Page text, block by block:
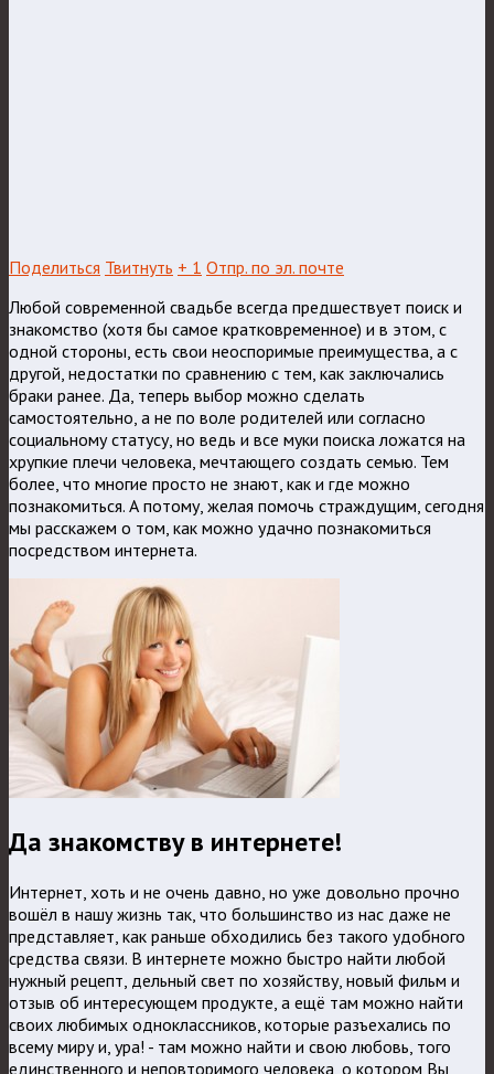
Поделиться Твитнуть + 1 Отпр. по эл. почте
Любой современной свадьбе всегда предшествует поиск и
знакомство (хотя бы самое кратковременное) и в этом, с
одной стороны, есть свои неоспоримые преимущества, а с
другой, недостатки по сравнению с тем, как заключались
браки ранее. Да, теперь выбор можно сделать
самостоятельно, а не по воле родителей или согласно
социальному статусу, но ведь и все муки поиска ложатся на
хрупкие плечи человека, мечтающего создать семью. Тем
более, что многие просто не знают, как и где можно
познакомиться. А потому, желая помочь страждущим, сегодня
мы расскажем о том, как можно удачно познакомиться
посредством интернета.
Да знакомству в интернете!
Интернет, хоть и не очень давно, но уже довольно прочно
вошёл в нашу жизнь так, что большинство из нас даже не
представляет, как раньше обходились без такого удобного
средства связи. В интернете можно быстро найти любой
нужный рецепт, дельный свет по хозяйству, новый фильм и
отзыв об интересующем продукте, а ещё там можно найти
своих любимых одноклассников, которые разъехались по
всему миру и, ура! - там можно найти и свою любовь, того
единственного и неповторимого человека, о котором Вы